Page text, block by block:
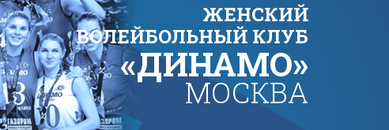
ЖЕНСКИЙ
ВОЛЕЙБОЛЬНЫЙ КЛУБ
«ДИНАМО»
МОСКВА